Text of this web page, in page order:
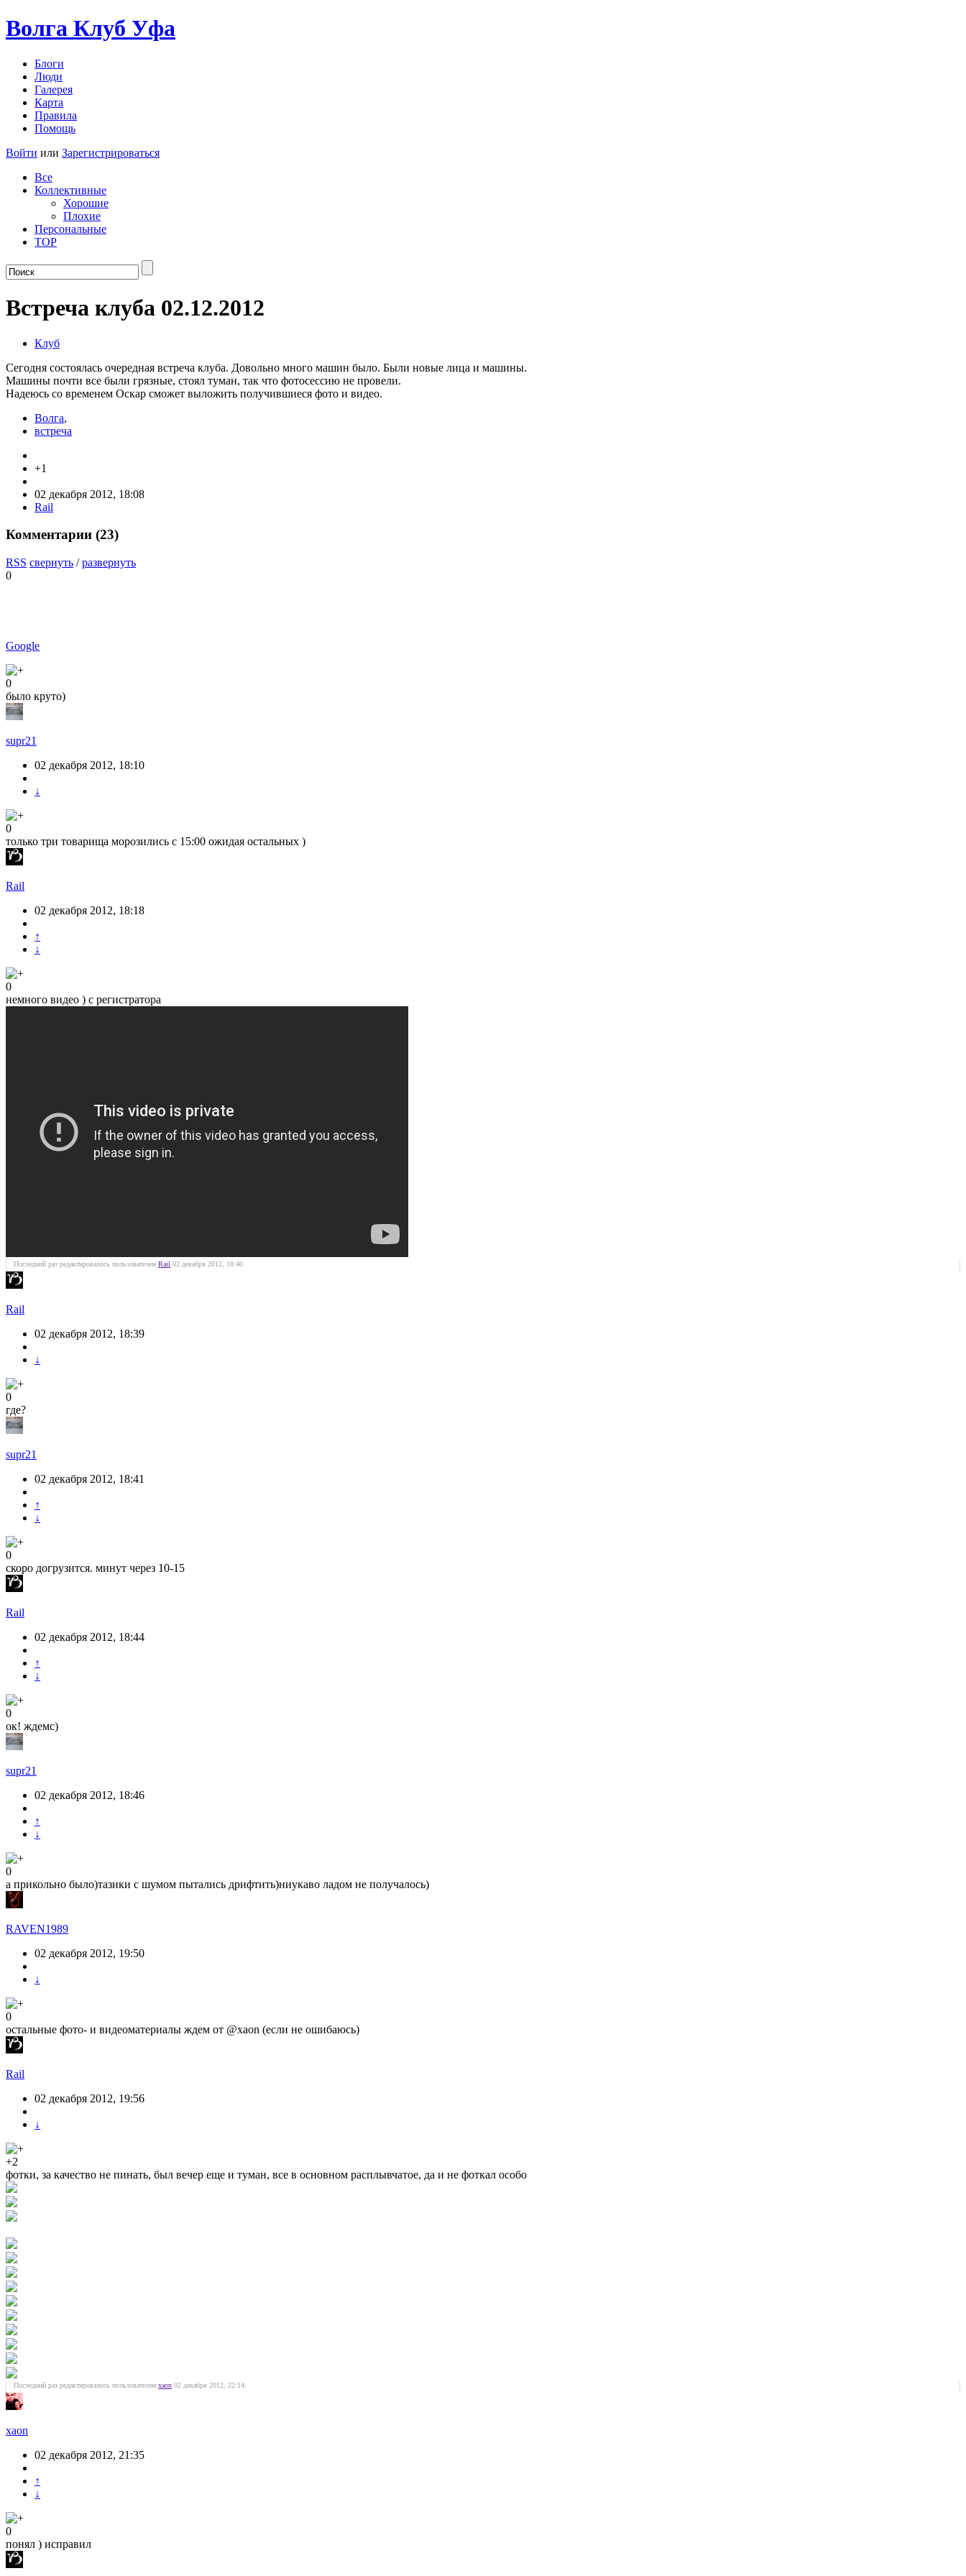
Волга Клуб Уфа
Блоги
Люди
Галерея
Карта
Правила
Помощь
Войти или Зарегистрироваться
Все
Коллективные
Хорошие
Плохие
Персональные
TOP
Встреча клуба 02.12.2012
Клуб
Сегодня состоялась очередная встреча клуба. Довольно много машин было. Были новые лица и машины.
Машины почти все были грязные, стоял туман, так что фотосессию не провели.
Надеюсь со временем Оскар сможет выложить получившиеся фото и видео.
Волга,
встреча
+1
02 декабря 2012, 18:08
Rail
Комментарии (23)
RSS свернуть /развернуть
0
Google
0
было круто)
supr21
02 декабря 2012, 18:10
↓
0
только три товарища морозились с 15:00 ожидая остальных )
Rail
02 декабря 2012, 18:18
↑
↓
0
немного видео ) с регистратора
Последний раз редактировалось пользователем Rail 02 декабря 2012, 18:40.
Rail
02 декабря 2012, 18:39
↓
0
где?
supr21
02 декабря 2012, 18:41
↑
↓
0
скоро догрузится. минут через 10-15
Rail
02 декабря 2012, 18:44
↑
↓
0
ок! ждемс)
supr21
02 декабря 2012, 18:46
↑
↓
0
а прикольно было)тазики с шумом пытались дрифтить)ниукаво ладом не получалось)
RAVEN1989
02 декабря 2012, 19:50
↓
0
остальные фото- и видеоматериалы ждем от @xaon (если не ошибаюсь)
Rail
02 декабря 2012, 19:56
↓
+2
фотки, за качество не пинать, был вечер еще и туман, все в основном расплывчатое, да и не фоткал особо
Последний раз редактировалось пользователем xaon 02 декабря 2012, 22:14.
xaon
02 декабря 2012, 21:35
↑
↓
0
понял ) исправил